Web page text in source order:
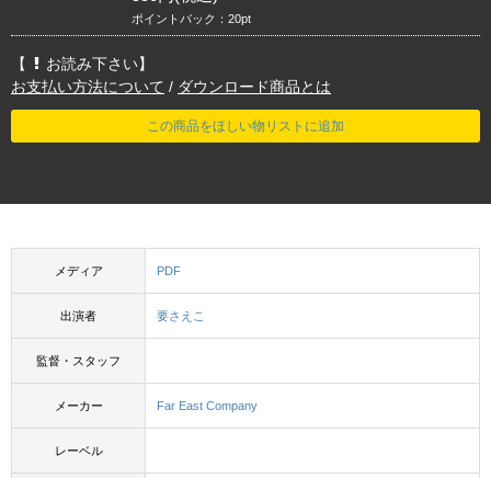
ポイントバック：20pt
【
お読み下さい】
お支払い方法について / ダウンロード商品とは
この商品をほしい物リストに追加
メディア PDF
出演者 要さえこ
監督・スタッフ
メーカー Far East Company
レーベル